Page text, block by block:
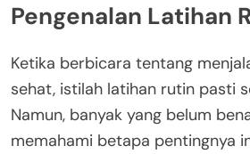
Pengenalan Latihan
Ketika berbicara tentang
sehat, istilah latihan rutin pasti
Namun, banyak yang belum
memahami betapa pentingnya